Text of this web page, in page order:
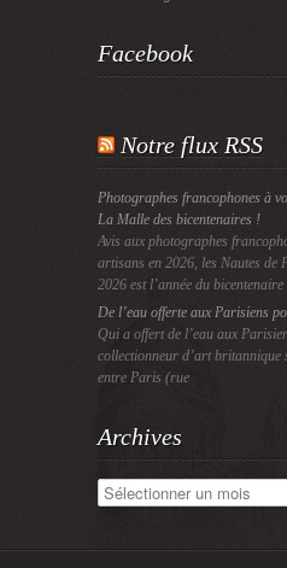
Facebook
Notre flux RSS
Photographes francophones à
La Malle des bicentenaires !
Avis aux photographes
artisans en 2026, les Nautes de
2026 est l’année du bicentenaire
De l’eau offerte aux Parisiens
Qui a offert de l’eau aux
collectionneur d’art britannique
entre Paris (rue
Archives
Archives